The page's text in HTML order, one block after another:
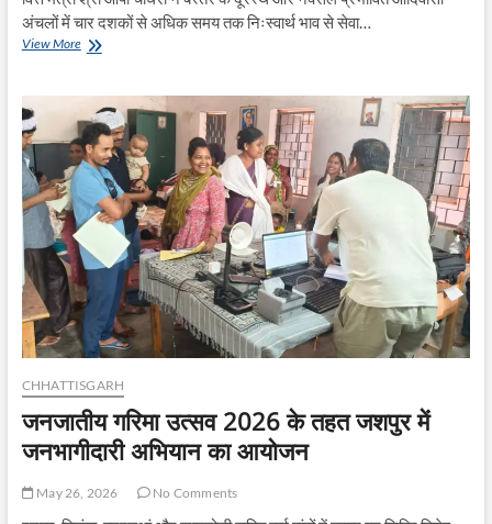
अंचलों में चार दशकों से अधिक समय तक निःस्वार्थ भाव से सेवा…
View Moreमानव
दंपति
को
पद्मश्री
मिलने
पर
वित्त
मंत्री
श्री
ओपी
चौधरी
ने
दी
शुभकामनाएं
CHHATTISGARH
जनजातीय गरिमा उत्सव 2026 के तहत जशपुर में
जनभागीदारी अभियान का आयोजन
May 26, 2026 No Comments